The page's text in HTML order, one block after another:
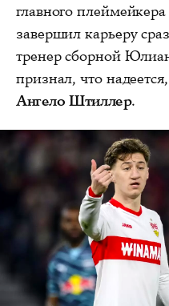
главного
завершил карьеру
тренер сборной
признал, что
Ангело Штиллер.